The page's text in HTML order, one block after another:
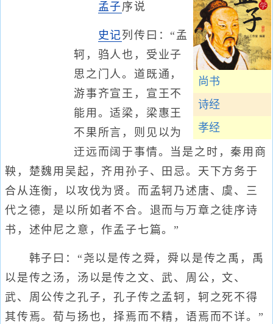
尚书
诗经
孝经
孟子序说
史记列传曰：“孟
轲，驺人也，受业子
思之门人。道既通，
游事齐宣王，宣王不
能用。适梁，梁惠王
不果所言，则见以为
迂远而阔于事情。当是之时，秦用商
鞅，楚魏用吴起，齐用孙子、田忌。天下方务于
合从连衡，以攻伐为贤。而孟轲乃述唐、虞、三
代之德，是以所如者不合。退而与万章之徒序诗
书，述仲尼之意，作孟子七篇。”
韩子曰：“尧以是传之舜，舜以是传之禹，禹
以是传之汤，汤以是传之文、武、周公，文、
武、周公传之孔子，孔子传之孟轲，轲之死不得
其传焉。荀与扬也，择焉而不精，语焉而不详。”